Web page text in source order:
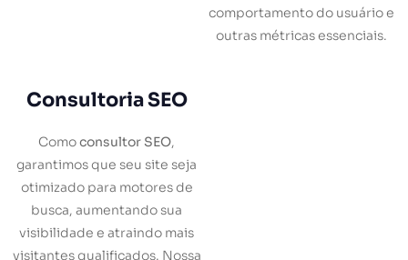
comportamento do usuário e
outras métricas essenciais.
Consultoria SEO
Comoconsultor SEO,
garantimos que seu site seja
otimizado para motores de
busca, aumentando sua
visibilidade e atraindo mais
visitantes qualificados. Nossa